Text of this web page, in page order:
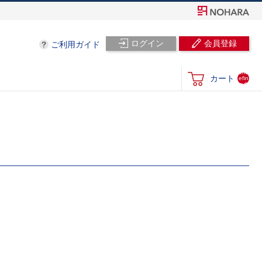
ログイン 会員登録
ご利用ガイド
カート
und
efin
ed